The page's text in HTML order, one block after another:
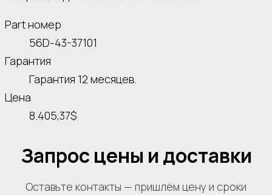
Part номер
56D-43-37101
Гарантия
Гарантия 12 месяцев.
Цена
8.405,37$
Запрос цены и доставки
Оставьте контакты — пришлём цену и сроки